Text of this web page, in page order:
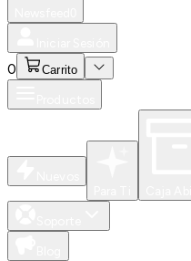
0 Carrito